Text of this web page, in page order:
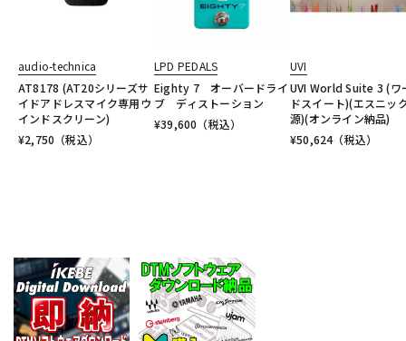
audio-technica
AT8178 (AT20シリーズサ
イドアドレスマイク専用ウ
インドスクリーン)
¥2,750 （税込）
LPD PEDALS
Eighty 7 オーバードライ
ブ ディストーション
¥39,600 （税込）
UVI
UVI World Suite 3 (ワ
ドスイート)(エスニッ
源)(オンライン納品)
¥50,624（税込）